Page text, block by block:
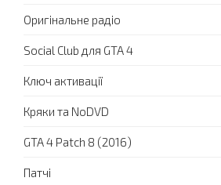
Оригінальне радіо
Social Club для GTA 4
Ключ активації
Кряки та NoDVD
GTA 4 Patch 8 (2016)
Патчі